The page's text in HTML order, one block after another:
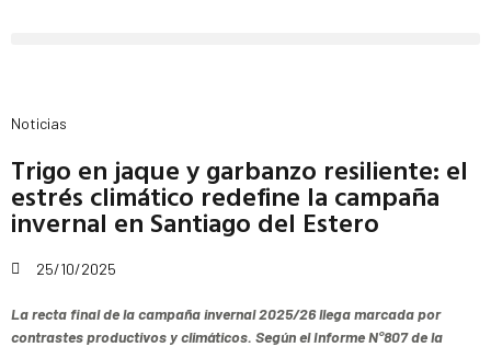
Noticias
Trigo en jaque y garbanzo resiliente: el
estrés climático redefine la campaña
invernal en Santiago del Estero
25/10/2025
La recta final de la campaña invernal 2025/26 llega marcada por
contrastes productivos y climáticos. Según el Informe N°807 de la